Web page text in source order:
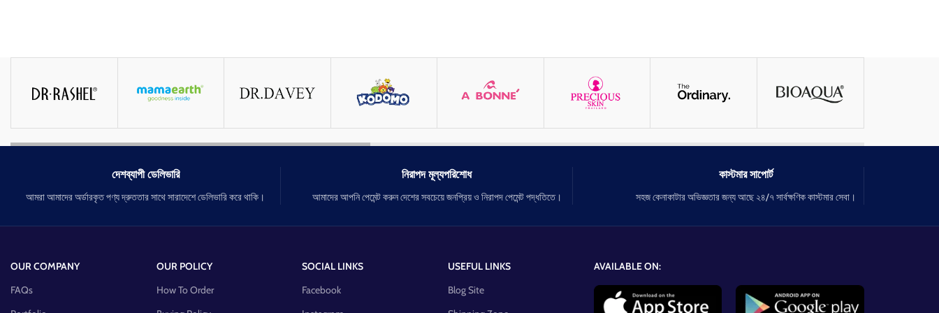
দেশব্যাপী ডেলিভারি
আমরা আমাদের অর্ডারকৃত পণ্য দ্রুততার সাথে সারাদেশে ডেলিভারি করে থাকি।
নিরাপদ মূল্যপরিশোধ
আমাদের আপনি পেমেন্ট করুন দেশের সবচেয়ে জনপ্রিয় ও নিরাপদ পেমেন্ট পদ্ধতিতে।
কাস্টমার সাপোর্ট
সহজ কেনাকাটার অভিজ্ঞতার জন্য আছে ২৪/৭ সার্বক্ষণিক কাস্টমার সেবা।
OUR COMPANY
FAQs
OUR POLICY
How To Order
SOCIAL LINKS
Facebook
USEFUL LINKS
Blog Site
AVAILABLE ON: